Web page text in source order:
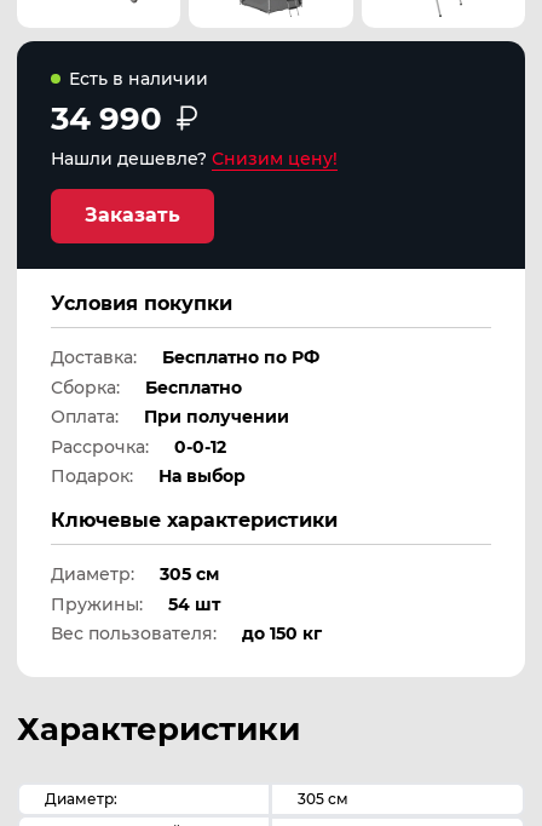
Есть в наличии
34 990
Нашли дешевле? Снизим цену!
Заказать
Условия покупки
Доставка:
Бесплатно по РФ
Сборка:
Бесплатно
Оплата:
При получении
Рассрочка:
0-0-12
Подарок:
На выбор
Ключевые характеристики
Диаметр:
305 см
Пружины:
54 шт
Вес пользователя:
до 150 кг
Характеристики
Диаметр:
305 см